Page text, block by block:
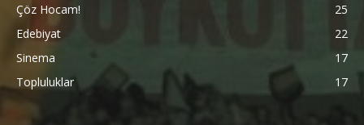
Çöz Hocam!
25
Edebiyat
22
Sinema
17
Topluluklar
17